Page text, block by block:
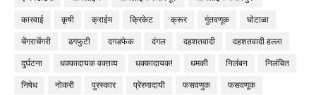
कारवाई
कृषी क्राईम क्रिकेट क्रूर गुंतवणूक
घोटाळा
चेंगराचेंगरी
ढगफुटी दगडफेक दंगल दहशतवादी
दहशतवादी हल्ला
दुर्घटना
धक्कादायक वक्तव्य धक्कादायक! धमकी निलंबन
निलंबित
निषेध
नोकरी पुरस्कार प्रेरणादायी फसवणुक
फसवणूक